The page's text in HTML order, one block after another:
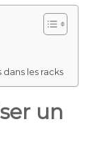
les racks
un